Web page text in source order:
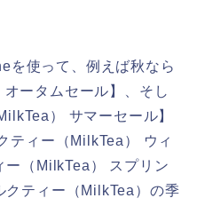
を使って、例えば秋なら
オータムセール】、そし
） サマーセール】
ティー（MilkTea） ウィ
ー（MilkTea） スプリン
クティー（MilkTea）の季